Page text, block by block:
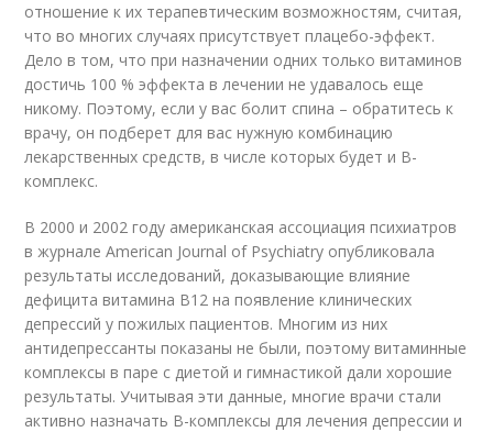
отношение к их терапевтическим возможностям, считая,
что во многих случаях присутствует плацебо-эффект.
Дело в том, что при назначении одних только витаминов
достичь 100 % эффекта в лечении не удавалось еще
никому. Поэтому, если у вас болит спина – обратитесь к
врачу, он подберет для вас нужную комбинацию
лекарственных средств, в числе которых будет и В-
комплекс.
В 2000 и 2002 году американская ассоциация психиатров
в журнале American Journal of Psychiatry опубликовала
результаты исследований, доказывающие влияние
дефицита витамина B12 на появление клинических
депрессий у пожилых пациентов. Многим из них
антидепрессанты показаны не были, поэтому витаминные
комплексы в паре с диетой и гимнастикой дали хорошие
результаты. Учитывая эти данные, многие врачи стали
активно назначать В-комплексы для лечения депрессии и